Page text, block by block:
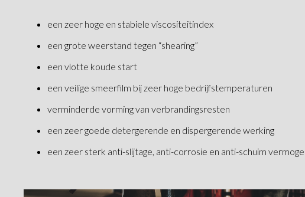
een zeer hoge en stabiele viscositeitindex
een grote weerstand tegen “shearing”
een vlotte koude start
een veilige smeerfilm bij zeer hoge bedrijfstemperaturen
verminderde vorming van verbrandingsresten
een zeer goede detergerende en dispergerende werking
een zeer sterk anti-slijtage, anti-corrosie en anti-schuim